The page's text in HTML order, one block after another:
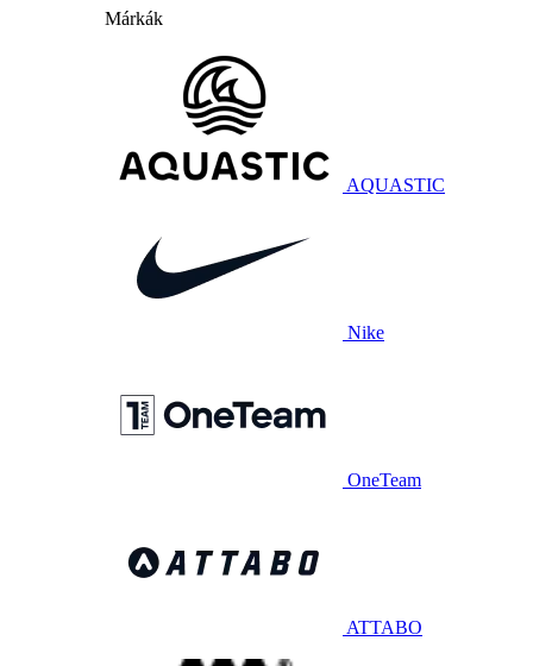
Márkák
AQUASTIC
Nike
OneTeam
ATTABO